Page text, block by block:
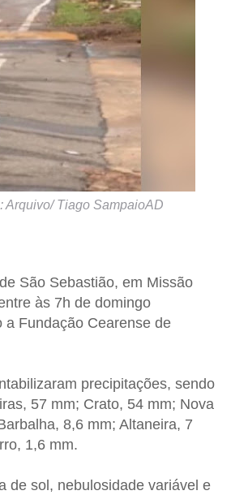
Arquivo/ Tiago SampaioAD
São Sebastião, em Missão
às 7h de domingo
Fundação Cearense de
precipitações, sendo
57 mm; Crato, 54 mm; Nova
8,6 mm; Altaneira, 7
1,6 mm.
de sol, nebulosidade variável e